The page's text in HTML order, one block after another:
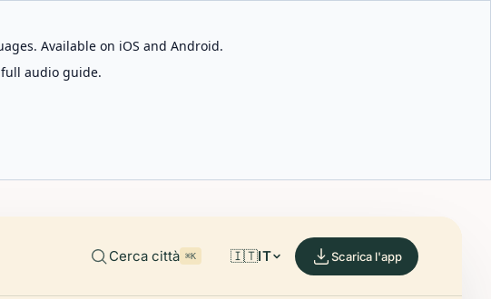
Available on iOS and Android.
audio guide.
Cerca città ⌘K 🇮🇹IT Scarica l'app